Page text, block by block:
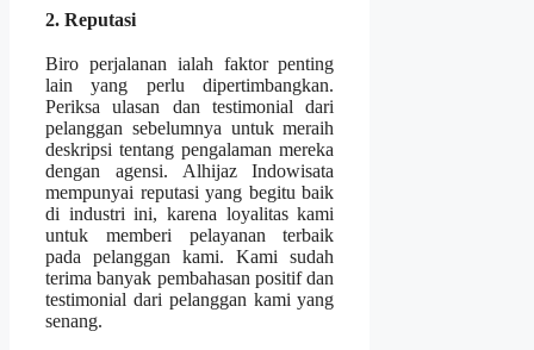
2. Reputasi
Biro perjalanan ialah faktor penting
lain yang perlu dipertimbangkan.
Periksa ulasan dan testimonial dari
pelanggan sebelumnya untuk meraih
deskripsi tentang pengalaman mereka
dengan agensi. Alhijaz Indowisata
mempunyai reputasi yang begitu baik
di industri ini, karena loyalitas kami
untuk memberi pelayanan terbaik
pada pelanggan kami. Kami sudah
terima banyak pembahasan positif dan
testimonial dari pelanggan kami yang
senang.